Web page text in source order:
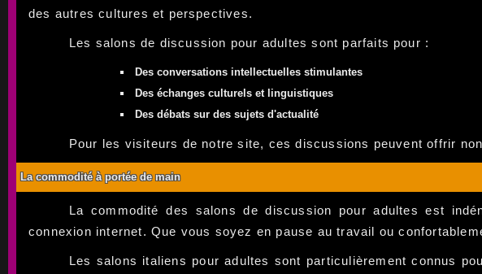
des autres cultures et perspectives.
Les salons de discussion pour adultes sont parfaits pour :
Des conversations intellectuelles stimulantes
Des échanges culturels et linguistiques
Des débats sur des sujets d'actualité
Pour les visiteurs de notre site, ces discussions peuvent offrir
La commodité à portée de main
La commodité des salons de discussion pour adultes est
connexion internet. Que vous soyez en pause au travail ou
Les salons italiens pour adultes sont particulièrement connus